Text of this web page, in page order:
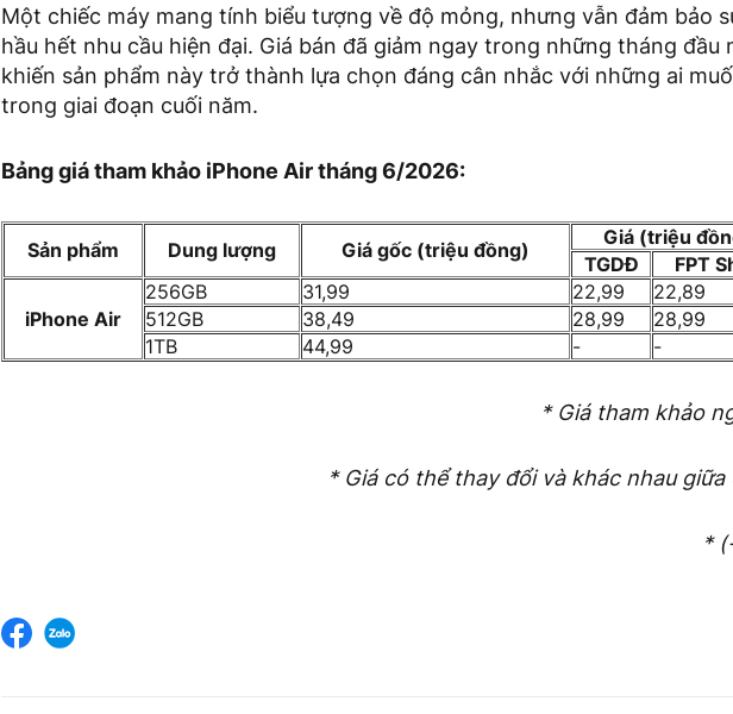
Một chiếc máy mang tính biểu tượng về độ mỏng, nhưng vẫn đảm bảo
hầu hết nhu cầu hiện đại. Giá bán đã giảm ngay trong những tháng đầu
khiến sản phẩm này trở thành lựa chọn đáng cân nhắc với những ai
trong giai đoạn cuối năm.
Bảng giá tham khảo iPhone Air tháng 6/2026:
Sản phẩm Dung lượng Giá gốc (triệu đồng)
Giá (triệu
TGDĐ
FPT
iPhone Air
256GB 31,99 22,99
22,89
512GB
38,49 28,99
28,99
1TB
44,99 - -
* Giá tham khảo
* Giá có thể thay đổi và khác nhau
*